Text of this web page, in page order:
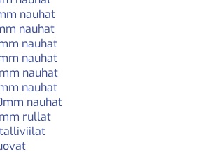
nauhat
nauhat
nauhat
nauhat
nauhat
nauhat
nauhat
rullat